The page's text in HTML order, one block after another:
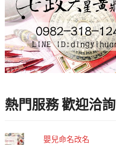
熱門服務 歡迎洽詢
嬰兒命名改名